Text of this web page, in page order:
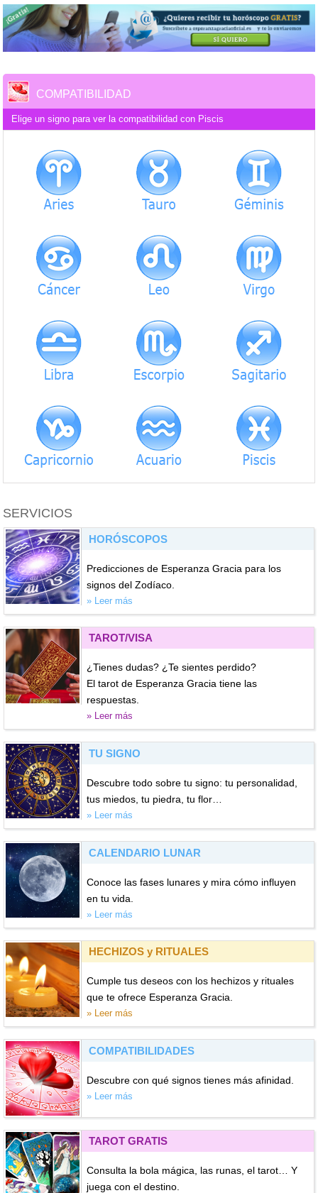
COMPATIBILIDAD
Elige un signo para ver la compatibilidad con Piscis
SERVICIOS
HORÓSCOPOS
Predicciones de Esperanza Gracia para los
signos del Zodíaco.
» Leer más
TAROT/VISA
¿Tienes dudas? ¿Te sientes perdido?
El tarot de Esperanza Gracia tiene las
respuestas.
» Leer más
TU SIGNO
Descubre todo sobre tu signo: tu personalidad,
tus miedos, tu piedra, tu flor…
» Leer más
CALENDARIO LUNAR
Conoce las fases lunares y mira cómo influyen
en tu vida.
» Leer más
HECHIZOS y RITUALES
Cumple tus deseos con los hechizos y rituales
que te ofrece Esperanza Gracia.
» Leer más
COMPATIBILIDADES
Descubre con qué signos tienes más afinidad.
» Leer más
TAROT GRATIS
Consulta la bola mágica, las runas, el tarot… Y
juega con el destino.